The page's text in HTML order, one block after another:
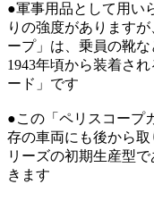
●軍事用品として用い
りの強度があります
ープ」は、乗員の靴な
1943年頃から装着さ
ード」です
●この「ペリスコープ
存の車両にも後から
リーズの初期生産型
きます